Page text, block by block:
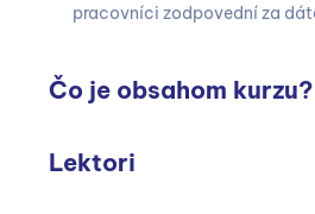
pracovníci zodpovední za
Čo je obsahom kurzu?
Lektori